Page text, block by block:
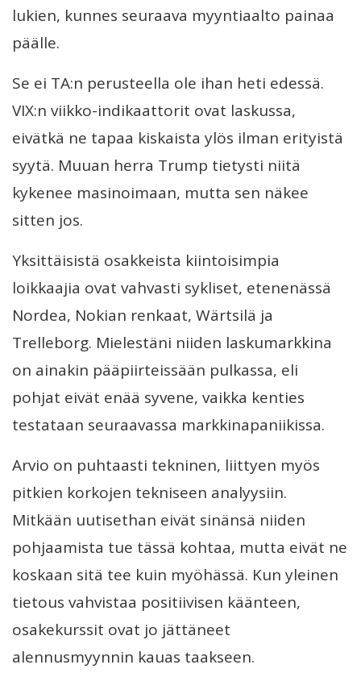
lukien, kunnes seuraava myyntiaalto painaa
päälle.
Se ei TA:n perusteella ole ihan heti edessä.
VIX:n viikko-indikaattorit ovat laskussa,
eivätkä ne tapaa kiskaista ylös ilman erityistä
syytä. Muuan herra Trump tietysti niitä
kykenee masinoimaan, mutta sen näkee
sitten jos.
Yksittäisistä osakkeista kiintoisimpia
loikkaajia ovat vahvasti sykliset, etenenässä
Nordea, Nokian renkaat, Wärtsilä ja
Trelleborg. Mielestäni niiden laskumarkkina
on ainakin pääpiirteissään pulkassa, eli
pohjat eivät enää syvene, vaikka kenties
testataan seuraavassa markkinapaniikissa.
Arvio on puhtaasti tekninen, liittyen myös
pitkien korkojen tekniseen analyysiin.
Mitkään uutisethan eivät sinänsä niiden
pohjaamista tue tässä kohtaa, mutta eivät ne
koskaan sitä tee kuin myöhässä. Kun yleinen
tietous vahvistaa positiivisen käänteen,
osakekurssit ovat jo jättäneet
alennusmyynnin kauas taakseen.